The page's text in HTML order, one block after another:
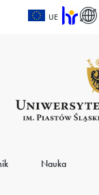
UE
Nauka